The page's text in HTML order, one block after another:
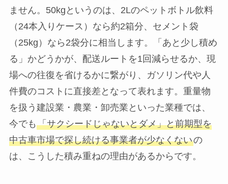
ません。50kgというのは、2Lのペットボトル飲料
（24本入りケース）なら約2箱分、セメント袋
（25kg）なら2袋分に相当します。「あと少し積め
る」かどうかが、配送ルートを1回減らせるか、現
場への往復を省けるかに繋がり、ガソリン代や人
件費のコストに直接差となって表れます。重量物
を扱う建設業・農業・卸売業といった業種では、
今でも 「サクシードじゃないとダメ」と前期型を
中古車市場で探し続ける事業者が少なくないの
は、こうした積み重ねの理由があるからです。